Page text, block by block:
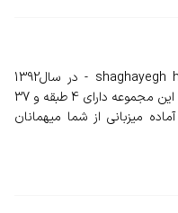
❇️هتل شقایق مشهد - shaghayegh hotel mashhad - در سال1392
تاسیس و در سال 1401 بازسازی شده است. این مجموعه دارای 4 طبقه و 37
میزبانی از شما میهمانان